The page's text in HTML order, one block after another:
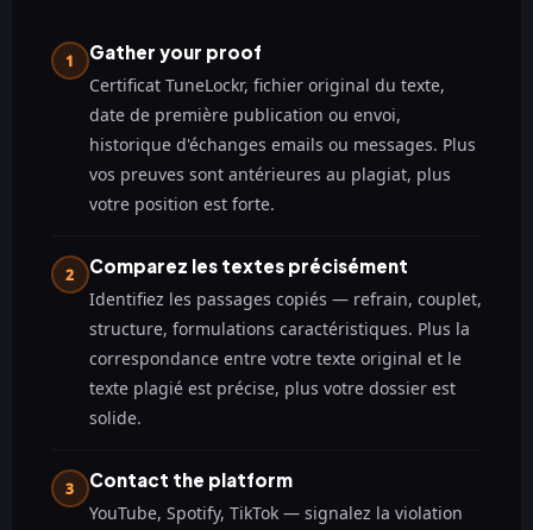
1
Gather your proof
Certificat TuneLockr, fichier original du texte,
date de première publication ou envoi,
historique d'échanges emails ou messages. Plus
vos preuves sont antérieures au plagiat, plus
votre position est forte.
2
Comparez les textes précisément
Identifiez les passages copiés — refrain, couplet,
structure, formulations caractéristiques. Plus la
correspondance entre votre texte original et le
texte plagié est précise, plus votre dossier est
solide.
3
Contact the platform
YouTube, Spotify, TikTok — signalez la violation